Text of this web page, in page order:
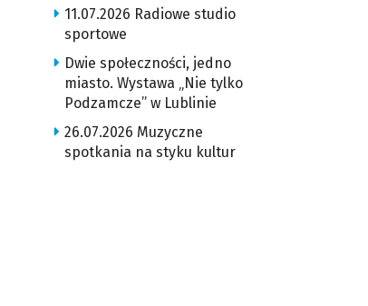
11.07.2026 Radiowe studio
sportowe
Dwie społeczności, jedno
miasto. Wystawa „Nie tylko
Podzamcze” w Lublinie
26.07.2026 Muzyczne
spotkania na styku kultur